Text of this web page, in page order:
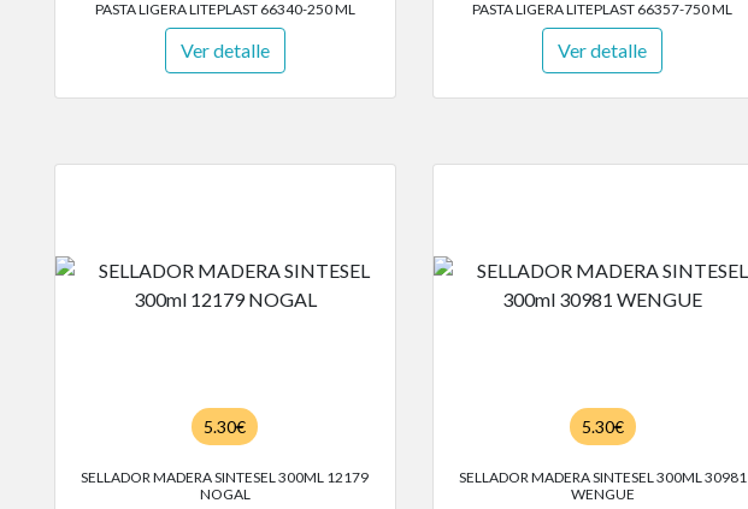
PASTA LIGERA LITEPLAST 66340-250 ML
Ver detalle
PASTA LIGERA LITEPLAST 66357-750 ML
Ver detalle
5.30€
SELLADOR MADERA SINTESEL 300ML 12179
NOGAL
5.30€
SELLADOR MADERA SINTESEL 300ML 30981
WENGUE